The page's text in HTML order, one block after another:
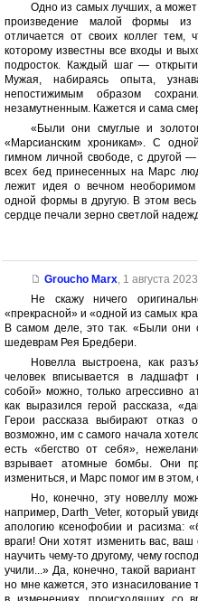
Одно из самых лучших, а
произведение малой формы из
отличается от своих коллег тем,
которому известны все входы и
подросток. Каждый шаг —
Мужая, набираясь опыта,
непостижимым образом
незамутненным. Кажется и сама
«Были они смуглые и
«Марсианским хроникам». С
гимном личной свободе, с другой
всех бед принесенных на Марс
лежит идея о вечном необоримом
одной формы в другую. В этом
сердце печали зерно светлой
Groucho Marx, 1 августа 2023
Не скажу ничего
«прекрасной» и «одной из самых
В самом деле, это так. «Были они
шедеврам Рея Бредбери.
Новелла выстроена, как
человек вписывается в ладшафт
собой» можно, только агрессивно
как выразился герой рассказа,
Герои рассказа выбирают отказ
возможно, им с самого начала
есть «бегство от себя»,
взрывает атомные бомбы. Они
измениться, и Марс помог им в
Но, конечно, эту новеллу
например, Darth_Veter, который
апологию ксенофобии и расизма:
враги! Они хотят изменить вас,
научить чему-то другому, чему
учили...» Да, конечно, такой
но мне кажется, это изнасилование